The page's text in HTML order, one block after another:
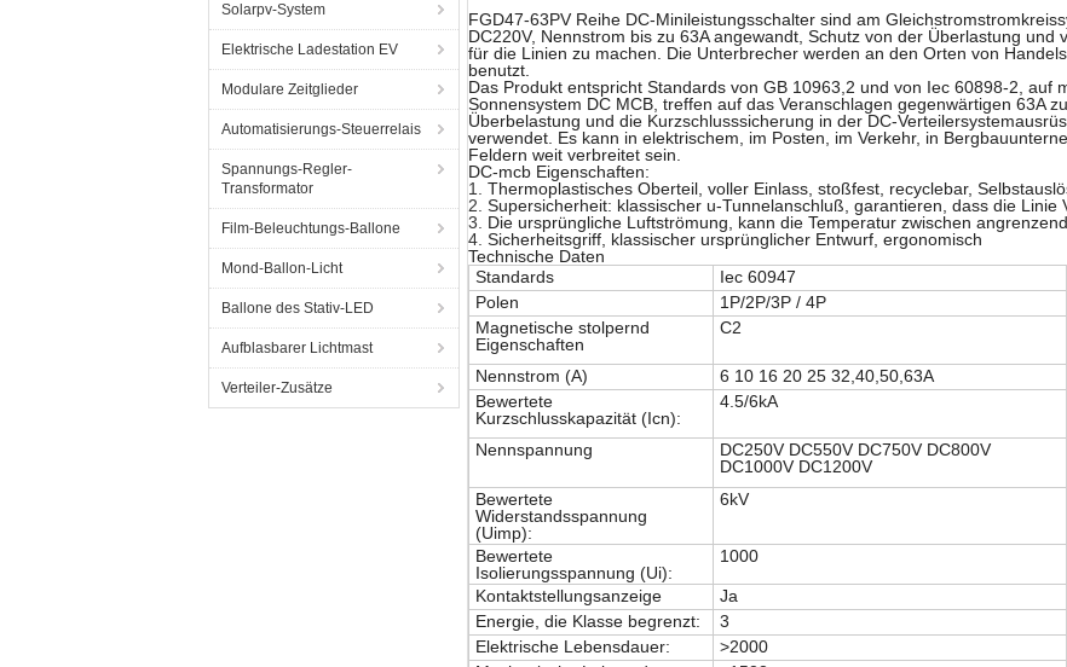
Solarpv-System
Elektrische Ladestation EV
Modulare Zeitglieder
Automatisierungs-Steuerrelais
Spannungs-Regler-
Transformator
Film-Beleuchtungs-Ballone
Mond-Ballon-Licht
Ballone des Stativ-LED
Aufblasbarer Lichtmast
Verteiler-Zusätze
FGD47-63PV Reihe DC-Minileistungsschalter sind am
DC220V, Nennstrom bis zu 63A angewandt, Schutz von der Überlastung
für die Linien zu machen. Die Unterbrecher werden an den Orten von
benutzt.
Das Produkt entspricht Standards von GB 10963,2 und von Iec 60898-2, auf
Sonnensystem DC MCB, treffen auf das Veranschlagen gegenwärtigen 63A
Überbelastung und die Kurzschlusssicherung in der DC-
verwendet. Es kann in elektrischem, im Posten, im Verkehr, in
Feldern weit verbreitet sein.
DC-mcb Eigenschaften:
1. Thermoplastisches Oberteil, voller Einlass, stoßfest, recyclebar,
2. Supersicherheit: klassischer u-Tunnelanschluß, garantieren, dass die Linie
3. Die ursprüngliche Luftströmung, kann die Temperatur zwischen
4. Sicherheitsgriff, klassischer ursprünglicher Entwurf, ergonomisch
Technische Daten
Standards
Iec 60947
Polen
1P/2P/3P / 4P
Magnetische stolpernd
Eigenschaften
C2
Nennstrom (A)
6 10 16 20 25 32,40,50,63A
Bewertete
Kurzschlusskapazität (Icn):
4.5/6kA
Nennspannung
DC250V DC550V DC750V DC800V
DC1000V DC1200V
Bewertete
Widerstandsspannung
(Uimp):
6kV
Bewertete
Isolierungsspannung (Ui):
1000
Kontaktstellungsanzeige
Ja
Energie, die Klasse begrenzt:
3
Elektrische Lebensdauer:
>2000